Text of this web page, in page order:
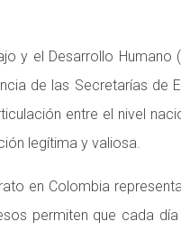
y el Desarrollo Humano
de las Secretarías de
entre el nivel
legítima y valiosa.
en Colombia
permiten que cada